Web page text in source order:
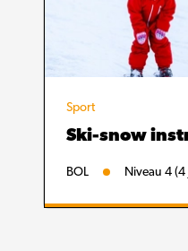
Sport
Ski-snow
BOL Niveau 4 (4